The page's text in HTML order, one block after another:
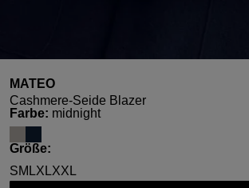
MATEO
Cashmere-Seide Blazer
Farbeauswählen
: midnight
Größeauswählen
:
SM LXLXXL